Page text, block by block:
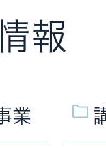
報
業